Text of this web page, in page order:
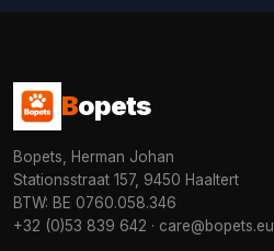
Bopets
Bopets, Herman Johan
Stationsstraat 157, 9450 Haaltert
BTW: BE 0760.058.346
+32 (0)53 839 642 · care@bopets.eu